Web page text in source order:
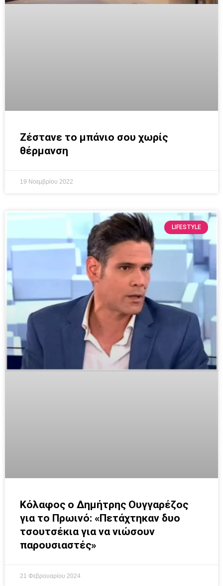
Ζέστανε το μπάνιο σου χωρίς
θέρμανση
19 Νοεμβρίου 2022
LIFESTYLE
Κόλαφος ο Δημήτρης Ουγγαρέζος
για το Πρωινό: «Πετάχτηκαν δυο
τσουτσέκια για να νιώσουν
παρουσιαστές»
21 Φεβρουαρίου 2024